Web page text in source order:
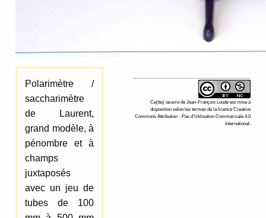
Polarimètre /
saccharimètre
de Laurent,
grand modèle, à
pénombre et à
champs
juxtaposés
avec un jeu de
tubes de 100
Ce(tte) œuvre de Jean-François Loude est mise à
disposition selon les termes de la licence Creative
Commons Attribution - Pas d’Utilisation Commerciale 4.0
International.